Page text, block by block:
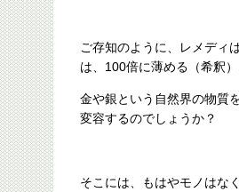
ご存知のように、レメディ
は、100倍に薄める（希釈
金や銀という自然界の物質
変容するのでしょうか？
そこには、もはやモノはな